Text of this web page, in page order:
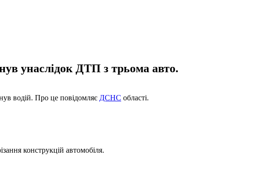
унаслідок ДТП з трьома авто.
водій. Про це повідомляє ДСНС області.
конструкцій автомобіля.